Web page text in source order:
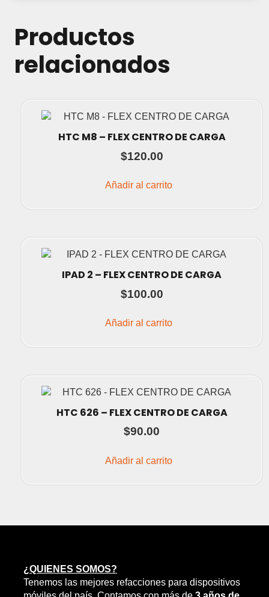
Productos
relacionados
HTC M8 – FLEX CENTRO DE CARGA
$120.00
Añadir al carrito
IPAD 2 – FLEX CENTRO DE CARGA
$100.00
Añadir al carrito
HTC 626 – FLEX CENTRO DE CARGA
$90.00
Añadir al carrito
¿QUIENES SOMOS?
Tenemos las mejores refacciones para dispositivos